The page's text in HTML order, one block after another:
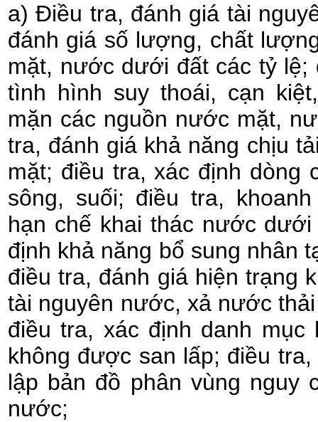
a) Điều tra, đánh giá tài
đánh giá số lượng, chất
mặt, nước dưới đất các tỷ lệ;
tình hình suy thoái, cạn
mặn các nguồn nước mặt,
tra, đánh giá khả năng chịu
mặt; điều tra, xác định dòng
sông, suối; điều tra,
hạn chế khai thác nước
định khả năng bổ sung nhân
điều tra, đánh giá hiện trạng
tài nguyên nước, xả nước
điều tra, xác định danh mục
không được san lấp; điều
lập bản đồ phân vùng nguy
nước;